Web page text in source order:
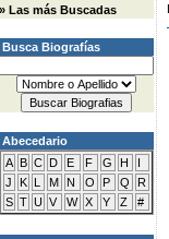
» Las más Buscadas
Busca Biografías
Abecedario
A B C D E F G H
I
J
K L M N O P Q
R
S T U V W X Y Z #